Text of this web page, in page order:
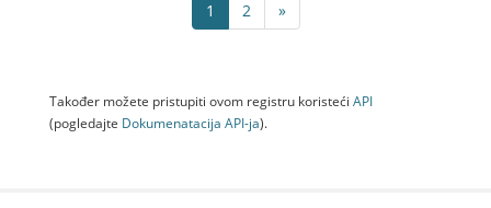
1 2 »
Također možete pristupiti ovom registru koristeći API
(pogledajte Dokumenаtаcijа API-jа).